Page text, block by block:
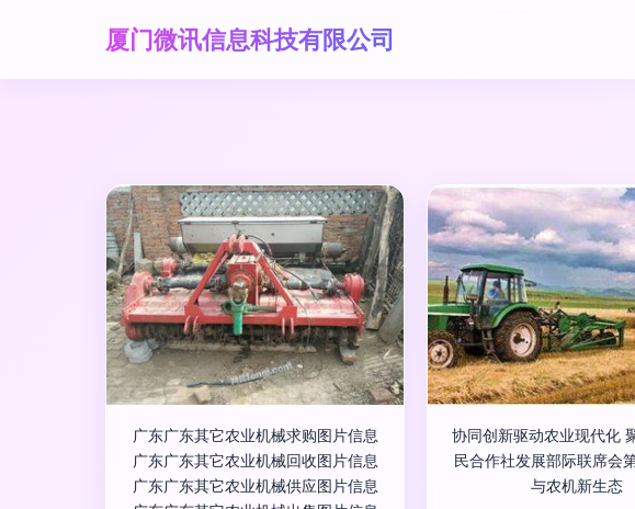
厦门微讯信息科技有限公司
广东广东其它农业机械求购图片信息
广东广东其它农业机械回收图片信息
广东广东其它农业机械供应图片信息
协同创新驱动农业现代化
民合作社发展部际联席会
与农机新生态